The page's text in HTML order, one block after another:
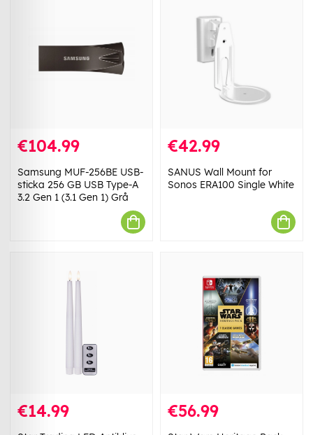
€104.99
Samsung MUF-256BE USB-
sticka 256 GB USB Type-A
3.2 Gen 1 (3.1 Gen 1) Grå
€42.99
SANUS Wall Mount for
Sonos ERA100 Single White
€14.99 €56.99